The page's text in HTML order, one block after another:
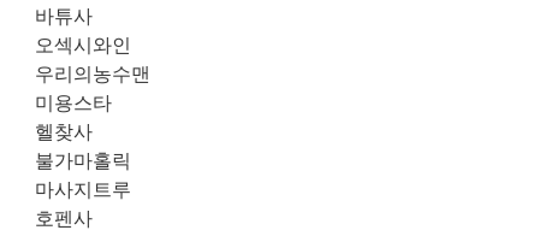
바튜사
오섹시와인
우리의농수맨
미용스타
헬찾사
불가마홀릭
마사지트루
호펜사